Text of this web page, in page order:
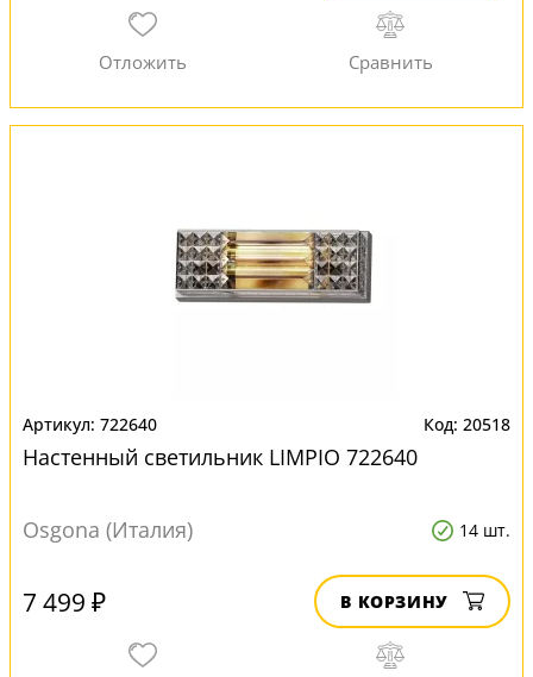
722640 20518
Настенный светильник LIMPIO 722640
Osgona (Италия) 14 шт.
7 499 ₽ В КОРЗИНУ